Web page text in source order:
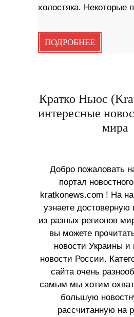
холостяка. Некоторые
ПОДРОБНЕЕ
Кратко Ньюс
интересные
мира
Добро пожаловать
портал
kratkonews.com ! На
узнаете
из разных регионов
вы можете
новости Украины и
новости России.
сайта очень
самым мы хотим
большую
рассчитанную на